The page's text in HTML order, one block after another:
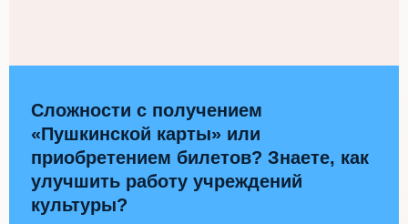
Сложности с получением
«Пушкинской карты» или
приобретением билетов? Знаете, как
улучшить работу учреждений
культуры?